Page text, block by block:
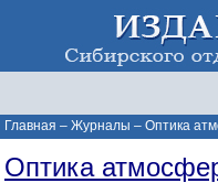
Главная – Журналы – Оптика
Оптика